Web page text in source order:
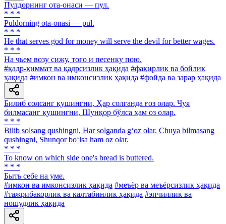
Пулдорнинг ота-онаси — пул.
* * *
Puldorning ota-onasi — pul.
* * *
He that serves god for money will serve the devil for better wages.
* * *
На чьем возу сижу, того и песенку пою.
#қадр-қиммат ва қадрсизлик ҳақида #фақирлик ва бойлик
ҳақида #имкон ва имконсизлик ҳақида #фойда ва зарар ҳақида
Билиб солсанг қушингни, Ҳар солганда ғоз олар. Чуя
билмасанг қушингни, Шунқор бўлса ҳам оз олар.
* * *
Bilib solsang qushingni, Har solganda g‘oz olar. Chuya bilmasang
qushingni, Shunqor bo‘lsa ham oz olar.
* * *
To know on which side one's bread is buttered.
* * *
Быть себе на уме.
#имкон ва имконсизлик ҳақида #меъёр ва меъёрсизлик ҳақида
#тажрибакорлик ва калтабинлик ҳақида #эпчиллик ва
ношудлик ҳақида